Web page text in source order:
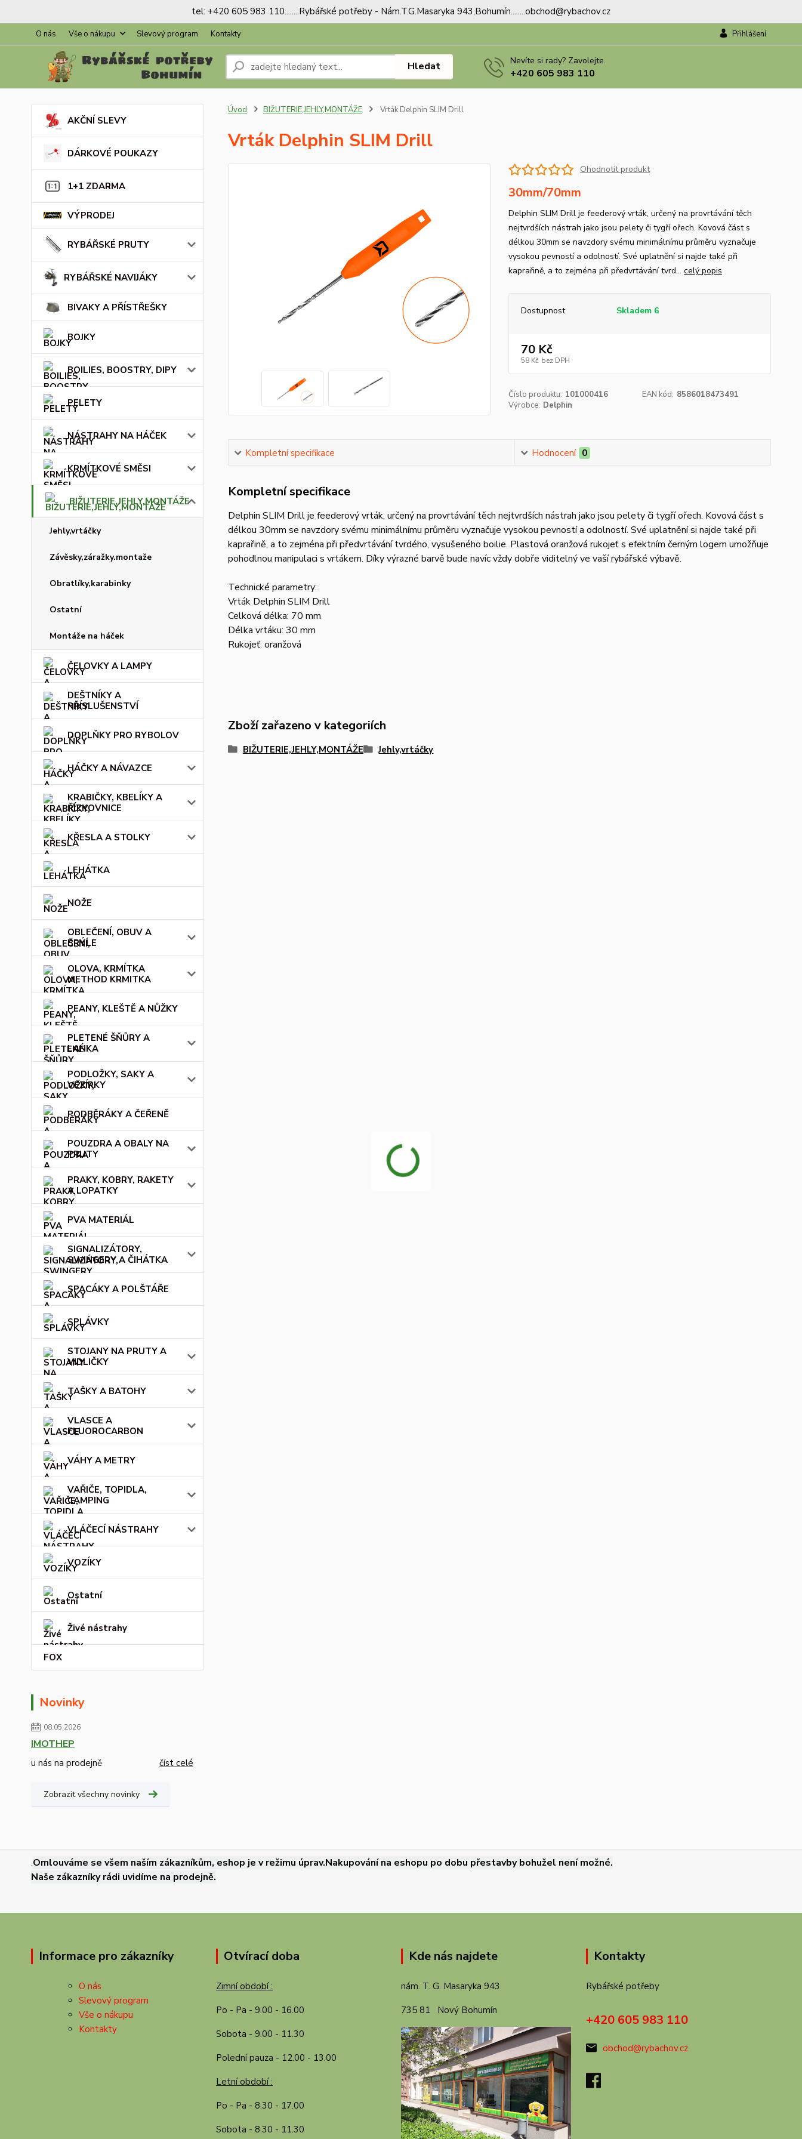
tel: +420 605 983 110........Rybářské potřeby - Nám.T.G.Masaryka 943,Bohumín........obchod@rybachov.cz
O nás Vše o nákupu Slevový program Kontakty Přihlášení
Hledat Nevíte si rady? Zavolejte.
+420 605 983 110
AKČNÍ SLEVY
DÁRKOVÉ POUKAZY
1+1 ZDARMA
VÝPRODEJ
RYBÁŘSKÉ PRUTY
RYBÁŘSKÉ NAVIJÁKY
BIVAKY A PŘÍSTŘEŠKY
BOJKY
BOILIES, BOOSTRY, DIPY
PELETY
NÁSTRAHY NA HÁČEK
KRMÍTKOVÉ SMĚSI
BIŽUTERIE,JEHLY,MONTÁŽE
Jehly,vrtáčky
Závěsky,záražky.montaže
Obratlíky,karabinky
Ostatní
Montáže na háček
ČELOVKY A LAMPY
DEŠTNÍKY A
PŘÍSLUŠENSTVÍ
DOPLŇKY PRO RYBOLOV
HÁČKY A NÁVAZCE
KRABIČKY, KBELÍKY A
ŘÍZKOVNICE
KŘESLA A STOLKY
LEHÁTKA
NOŽE
OBLEČENÍ, OBUV A
BRÝLE
OLOVA, KRMÍTKA
METHOD KRMITKA
PEANY, KLEŠTĚ A NŮŽKY
PLETENÉ ŠŇŮRY A
LANKA
PODLOŽKY, SAKY A
VEZÍRKY
PODBĚRÁKY A ČEŘENĚ
POUZDRA A OBALY NA
PRUTY
PRAKY, KOBRY, RAKETY
A LOPATKY
PVA MATERIÁL
SIGNALIZÁTORY,
SWINGERY A ČIHÁTKA
SPACÁKY A POLŠTÁŘE
SPLÁVKY
STOJANY NA PRUTY A
VIDLIČKY
TAŠKY A BATOHY
VLASCE A
FLUOROCARBON
VÁHY A METRY
VAŘIČE, TOPIDLA,
CAMPING
VLÁČECÍ NÁSTRAHY
VOZÍKY
Ostatní
Živé nástrahy
FOX
Novinky
08.05.2026
IMOTHEP
u nás na prodejně číst celé
Zobrazit všechny novinky
Úvod BIŽUTERIE,JEHLY,MONTÁŽE Vrták Delphin SLIM Drill
Vrták Delphin SLIM Drill
Ohodnotit produkt
30mm/70mm
Delphin SLIM Drill je feederový vrták, určený na provrtávání těch
nejtvrdších nástrah jako jsou pelety či tygří ořech. Kovová část s
délkou 30mm se navzdory svému minimálnímu průměru vyznačuje
vysokou pevností a odolností. Své uplatnění si najde také při
kaprařině, a to zejména při předvrtávání tvrd... celý popis
Dostupnost Skladem 6
70 Kč
58 Kč bez DPH
Číslo produktu: 101000416 EAN kód: 8586018473491
Výrobce: Delphin
Kompletní specifikace Hodnocení 0
Kompletní specifikace
Delphin SLIM Drill je feederový vrták, určený na provrtávání těch nejtvrdších nástrah jako jsou pelety či tygří ořech. Kovová část s
délkou 30mm se navzdory svému minimálnímu průměru vyznačuje vysokou pevností a odolností. Své uplatnění si najde také při
kaprařině, a to zejména při předvrtávání tvrdého, vysušeného boilie. Plastová oranžová rukojeť s efektním černým logem umožňuje
pohodlnou manipulaci s vrtákem. Díky výrazné barvě bude navíc vždy dobře viditelný ve vaší rybářské výbavě.
Technické parametry:
Vrták Delphin SLIM Drill
Celková délka: 70 mm
Délka vrtáku: 30 mm
Rukojeť: oranžová
Zboží zařazeno v kategoriích
BIŽUTERIE,JEHLY,MONTÁŽE Jehly,vrtáčky
.Omlouváme se všem naším zákazníkům, eshop je v režimu úprav.Nakupování na eshopu po dobu přestavby bohužel není možné.
Naše zákazníky rádi uvidíme na prodejně.
Informace pro zákazníky
O nás
Slevový program
Vše o nákupu
Kontakty
Otvírací doba
Zimní období :
Po - Pa - 9.00 - 16.00
Sobota - 9.00 - 11.30
Polední pauza - 12.00 - 13.00
Letní období :
Po - Pa - 8.30 - 17.00
Sobota - 8.30 - 11.30
Kde nás najdete
nám. T. G. Masaryka 943
735 81 Nový Bohumín
Kontakty
Rybářské potřeby
+420 605 983 110
obchod@rybachov.cz